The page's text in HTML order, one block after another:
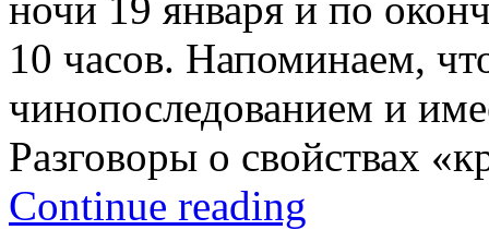
10 часов. Напоминаем,
чинопоследованием и
Разговоры о свойствах
Continue reading